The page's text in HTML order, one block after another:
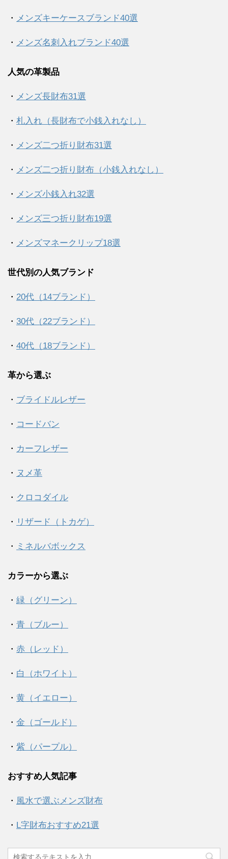
・ メンズキーケースブランド40選
・ メンズ名刺入れブランド40選
人気の革製品
・ メンズ長財布31選
・ 札入れ（長財布で小銭入れなし）
・ メンズ二つ折り財布31選
・ メンズ二つ折り財布（小銭入れなし）
・ メンズ小銭入れ32選
・ メンズ三つ折り財布19選
・ メンズマネークリップ18選
世代別の人気ブランド
・ 20代（14ブランド）
・ 30代（22ブランド）
・ 40代（18ブランド）
革から選ぶ
・ ブライドルレザー
・ コードバン
・ カーフレザー
・ ヌメ革
・ クロコダイル
・ リザード（トカゲ）
・ ミネルバボックス
カラーから選ぶ
・ 緑（グリーン）
・ 青（ブルー）
・ 赤（レッド）
・ 白（ホワイト）
・ 黄（イエロー）
・ 金（ゴールド）
・ 紫（パープル）
おすすめ人気記事
・ 風水で選ぶメンズ財布
・ L字財布おすすめ21選